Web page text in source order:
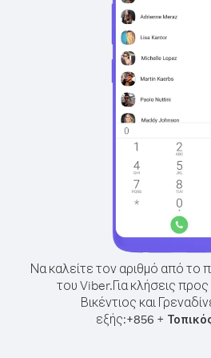
Να καλείτε τον αριθμό από το
του Viber.Για κλήσεις
Βικέντιος και
εξής:+856 +